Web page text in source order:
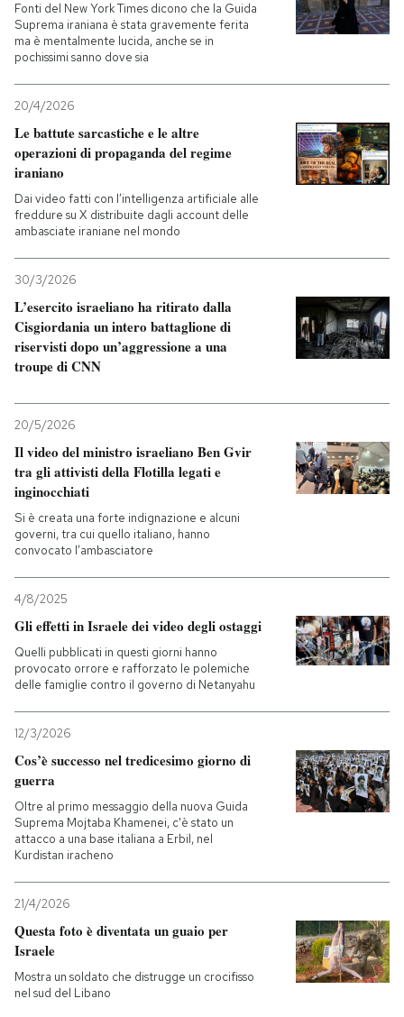
Fonti del New York Times dicono che la Guida
Suprema iraniana è stata gravemente ferita
ma è mentalmente lucida, anche se in
pochissimi sanno dove sia
20/4/2026
Le battute sarcastiche e le altre
operazioni di propaganda del regime
iraniano
Dai video fatti con l’intelligenza artificiale alle
freddure su X distribuite dagli account delle
ambasciate iraniane nel mondo
30/3/2026
L’esercito israeliano ha ritirato dalla
Cisgiordania un intero battaglione di
riservisti dopo un’aggressione a una
troupe di CNN
20/5/2026
Il video del ministro israeliano Ben Gvir
tra gli attivisti della Flotilla legati e
inginocchiati
Si è creata una forte indignazione e alcuni
governi, tra cui quello italiano, hanno
convocato l’ambasciatore
4/8/2025
Gli effetti in Israele dei video degli ostaggi
Quelli pubblicati in questi giorni hanno
provocato orrore e rafforzato le polemiche
delle famiglie contro il governo di Netanyahu
12/3/2026
Cos’è successo nel tredicesimo giorno di
guerra
Oltre al primo messaggio della nuova Guida
Suprema Mojtaba Khamenei, c'è stato un
attacco a una base italiana a Erbil, nel
Kurdistan iracheno
21/4/2026
Questa foto è diventata un guaio per
Israele
Mostra un soldato che distrugge un crocifisso
nel sud del Libano